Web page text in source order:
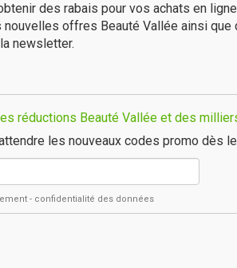
des rabais pour vos achats en
offres Beauté Vallée ainsi
newsletter.
réductions Beauté Vallée et des
les nouveaux codes promo dès
- confidentialité des données